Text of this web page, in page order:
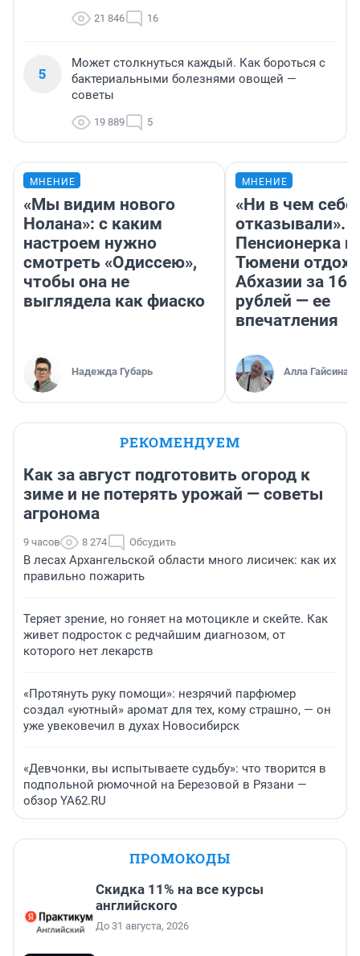
21 846 16
5
Может столкнуться каждый. Как бороться с
бактериальными болезнями овощей —
советы
19 889 5
МНЕНИЕ
«Мы видим нового
Нолана»: с каким
настроем нужно
смотреть «Одиссею»,
чтобы она не
выглядела как фиаско
Надежда Губарь
МНЕНИЕ
«Ни в чем себе
отказывали».
Пенсионерка
Тюмени
Абхазии за
рублей — ее
впечатления
Алла Гайсина
РЕКОМЕНДУЕМ
Как за август подготовить огород к
зиме и не потерять урожай — советы
агронома
9 часов 8 274 Обсудить
В лесах Архангельской области много лисичек: как их
правильно пожарить
Теряет зрение, но гоняет на мотоцикле и скейте. Как
живет подросток с редчайшим диагнозом, от
которого нет лекарств
«Протянуть руку помощи»: незрячий парфюмер
создал «уютный» аромат для тех, кому страшно, — он
уже увековечил в духах Новосибирск
«Девчонки, вы испытываете судьбу»: что творится в
подпольной рюмочной на Березовой в Рязани —
обзор YA62.RU
ПРОМОКОДЫ
Скидка 11% на все курсы
английского
До 31 августа, 2026